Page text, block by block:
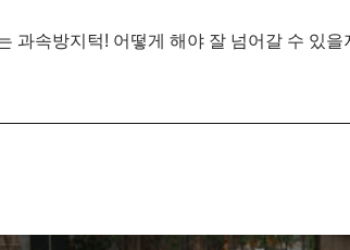
과속방지턱! 어떻게 해야 잘 넘어갈 수 있을